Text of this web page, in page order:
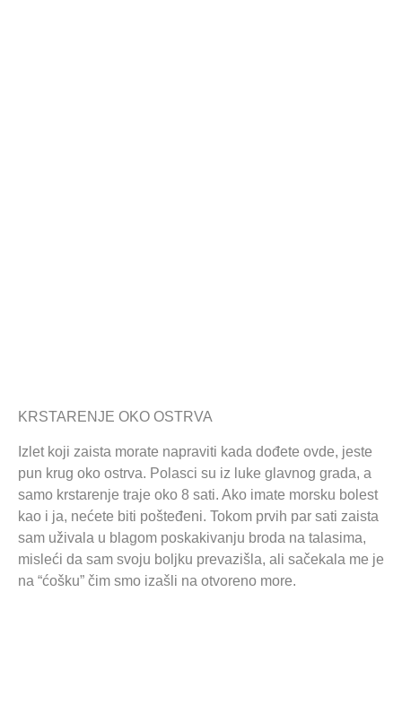
KRSTARENJE OKO OSTRVA
Izlet koji zaista morate napraviti kada dođete ovde, jeste
pun krug oko ostrva. Polasci su iz luke glavnog grada, a
samo krstarenje traje oko 8 sati. Ako imate morsku bolest
kao i ja, nećete biti pošteđeni. Tokom prvih par sati zaista
sam uživala u blagom poskakivanju broda na talasima,
misleći da sam svoju boljku prevazišla, ali sačekala me je
na “ćošku” čim smo izašli na otvoreno more.